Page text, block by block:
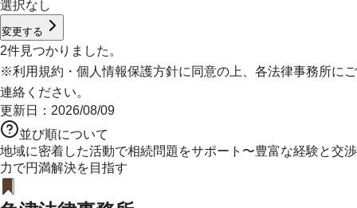
選択なし
変更する
2件見つかりました。
※利用規約 ・ 個人情報保護方針に同意の上、各法律事務所にご
連絡ください。
更新日： 2026/08/09
並び順について
地域に密着した活動で相続問題をサポート〜豊富な経験と交渉
力で円満解決を目指す